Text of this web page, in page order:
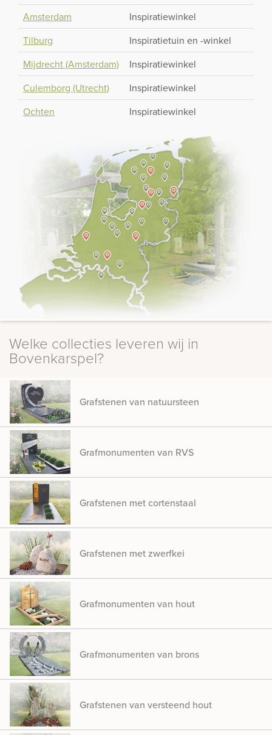
Amsterdam
Inspiratiewinkel
Tilburg
Inspiratietuin en -winkel
Mijdrecht (Amsterdam)
Inspiratiewinkel
Culemborg (Utrecht)
Inspiratiewinkel
Ochten
Inspiratiewinkel
Welke collecties leveren wij in
Bovenkarspel?
Grafstenen van natuursteen
Grafmonumenten van RVS
Grafstenen met cortenstaal
Grafstenen met zwerfkei
Grafmonumenten van hout
Grafmonumenten van brons
Grafstenen van versteend hout